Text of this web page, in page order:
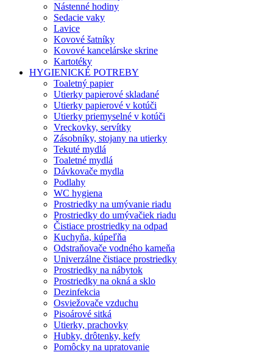
Nástenné hodiny
Sedacie vaky
Lavice
Kovové šatníky
Kovové kancelárske skrine
Kartotéky
HYGIENICKÉ POTREBY
Toaletný papier
Utierky papierové skladané
Utierky papierové v kotúči
Utierky priemyselné v kotúči
Vreckovky, servítky
Zásobníky, stojany na utierky
Tekuté mydlá
Toaletné mydlá
Dávkovače mydla
Podlahy
WC hygiena
Prostriedky na umývanie riadu
Prostriedky do umývačiek riadu
Čistiace prostriedky na odpad
Kuchyňa, kúpeľňa
Odstraňovače vodného kameňa
Univerzálne čistiace prostriedky
Prostriedky na nábytok
Prostriedky na okná a sklo
Dezinfekcia
Osviežovače vzduchu
Pisoárové sitká
Utierky, prachovky
Hubky, drôtenky, kefy
Pomôcky na upratovanie